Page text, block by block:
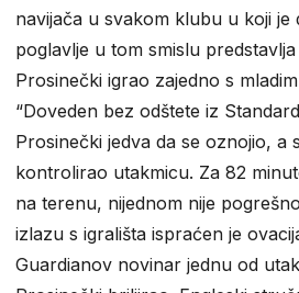
navijača u svakom klubu u koji je
poglavlje u tom smislu
Prosinečki igrao zajedno s
“Doveden bez odštete iz
Prosinečki jedva da se oznojio, a
kontrolirao utakmicu. Za 82
na terenu, nijednom nije
izlazu s igrališta ispraćen je
Guardianov novinar jednu od